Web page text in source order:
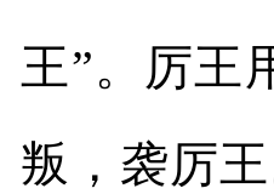
王”。厉王
叛，袭厉